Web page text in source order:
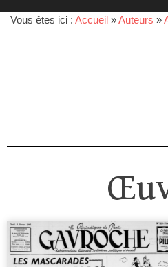
Vous êtes ici : Accueil »Auteurs »